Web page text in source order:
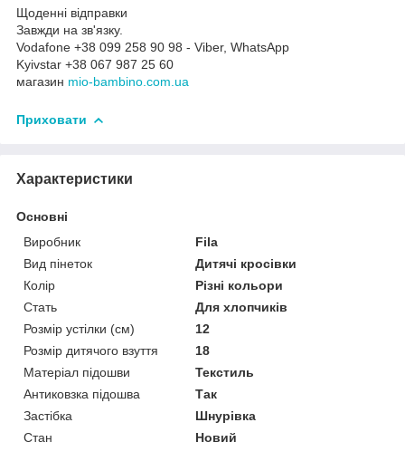
Щоденні відправки
Завжди на зв'язку.
Vodafone +38 099 258 90 98 - Viber, WhatsApp
Kyivstar +38 067 987 25 60
магазин mio-bambino.com.ua
Приховати
Характеристики
Основні
Виробник
Fila
Вид пінеток
Дитячі кросівки
Колір
Різні кольори
Стать
Для хлопчиків
Розмір устілки (см)
12
Розмір дитячого взуття
18
Матеріал підошви
Текстиль
Антиковзка підошва
Так
Застібка
Шнурівка
Стан
Новий